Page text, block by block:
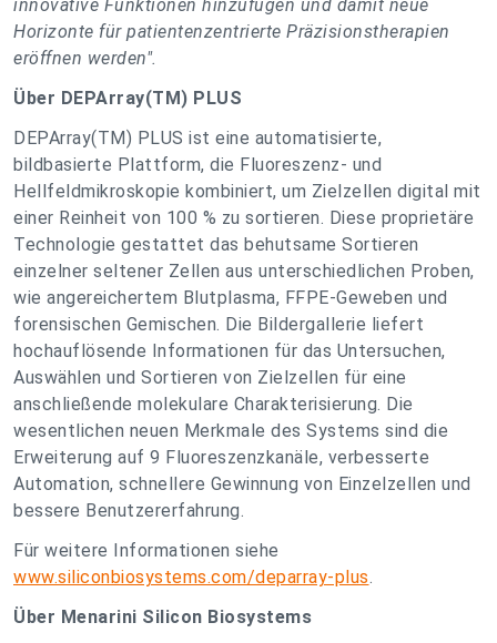
innovative Funktionen hinzufügen und damit neue
Horizonte für patientenzentrierte Präzisionstherapien
eröffnen werden".
Über DEPArray(TM) PLUS
DEPArray(TM) PLUS ist eine automatisierte,
bildbasierte Plattform, die Fluoreszenz- und
Hellfeldmikroskopie kombiniert, um Zielzellen digital mit
einer Reinheit von 100 % zu sortieren. Diese proprietäre
Technologie gestattet das behutsame Sortieren
einzelner seltener Zellen aus unterschiedlichen Proben,
wie angereichertem Blutplasma, FFPE-Geweben und
forensischen Gemischen. Die Bildergallerie liefert
hochauflösende Informationen für das Untersuchen,
Auswählen und Sortieren von Zielzellen für eine
anschließende molekulare Charakterisierung. Die
wesentlichen neuen Merkmale des Systems sind die
Erweiterung auf 9 Fluoreszenzkanäle, verbesserte
Automation, schnellere Gewinnung von Einzelzellen und
bessere Benutzererfahrung.
Für weitere Informationen siehe
www.siliconbiosystems.com/deparray-plus.
Über Menarini Silicon Biosystems